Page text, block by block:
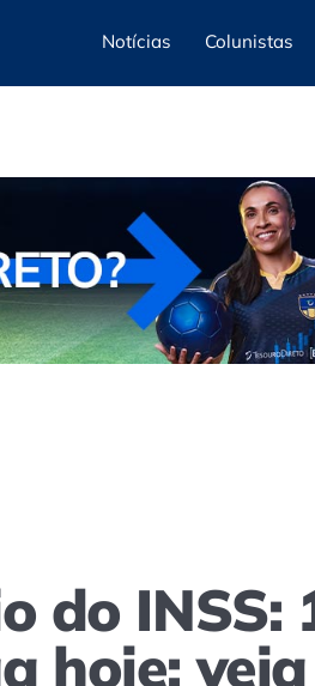
Notícias Colunistas
do INSS:
hoje: